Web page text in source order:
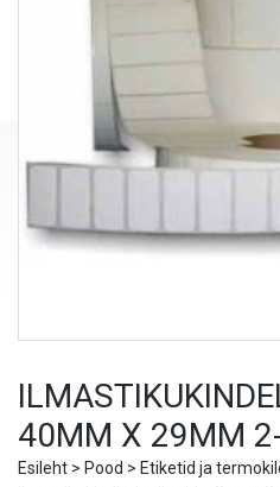
40MM X 29MM
Esileht > Pood > Etiketid ja